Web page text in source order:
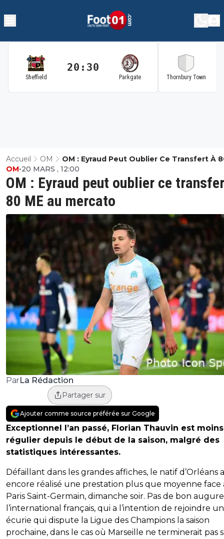
Sheffield
20:30
Parkgate Thornbury Town
Accueil OM
OM : Eyraud Peut Oublier Ce Transfert À
Au Mercato
OM : Eyraud peut oublier ce
80 ME au mercato
OM•20 MARS , 12:00
ParLa Rédaction
Partager sur
Ajouter comme source préférée sur Google
Exceptionnel l’an passé, Florian Thauvin est moins
régulier depuis le début de la saison, malgré des
statistiques intéressantes.
Défaillant dans les grandes affiches, le natif d’Orléans a
encore réalisé une prestation plus que moyenne face
Paris Saint-Germain, dimanche soir. Pas de bon
l’international français, qui a l’intention de rejoindre
écurie qui dispute la Ligue des Champions la saison
prochaine, dans le cas où Marseille ne terminerait pas